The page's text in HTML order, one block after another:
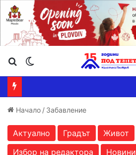
Търсене ...
Начало / Забавление
Актуално Градът Живот
Избор на редактора
Новини